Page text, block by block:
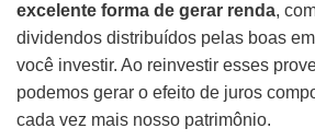
excelente forma de gerar renda,
dividendos distribuídos pelas boas
você investir. Ao reinvestir esses
podemos gerar o efeito de juros
cada vez mais nosso patrimônio.